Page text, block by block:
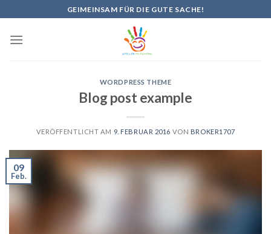
to
content
GEIMEINSAM FÜR DIE GUTE SACHE!
WORDPRESS THEME
Blog post example
VERÖFFENTLICHT AM 9. FEBRUAR 2016 VON BROKER1707
09
Feb.